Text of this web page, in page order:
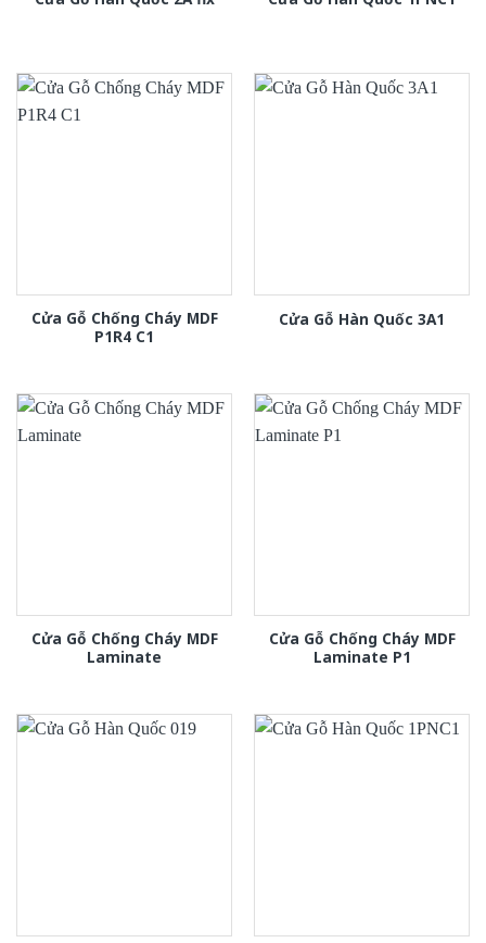
Cửa Gỗ Chống Cháy MDF
P1R4 C1
Cửa Gỗ Hàn Quốc 3A1
Cửa Gỗ Chống Cháy MDF
Laminate
Cửa Gỗ Chống Cháy MDF
Laminate P1